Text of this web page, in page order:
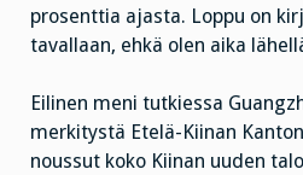
prosenttia ajasta. Loppu on
tavallaan, ehkä olen aika
Eilinen meni tutkiessa
merkitystä Etelä-Kiinan
noussut koko Kiinan uuden